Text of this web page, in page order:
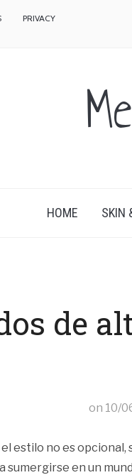
PRIVACY
HOME SKIN
de
on 10/
estilo no es
sumergirse en un